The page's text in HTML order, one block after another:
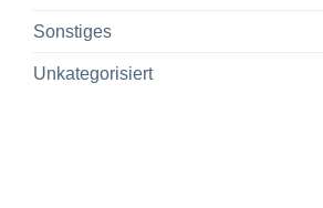
Sonstiges
Unkategorisiert